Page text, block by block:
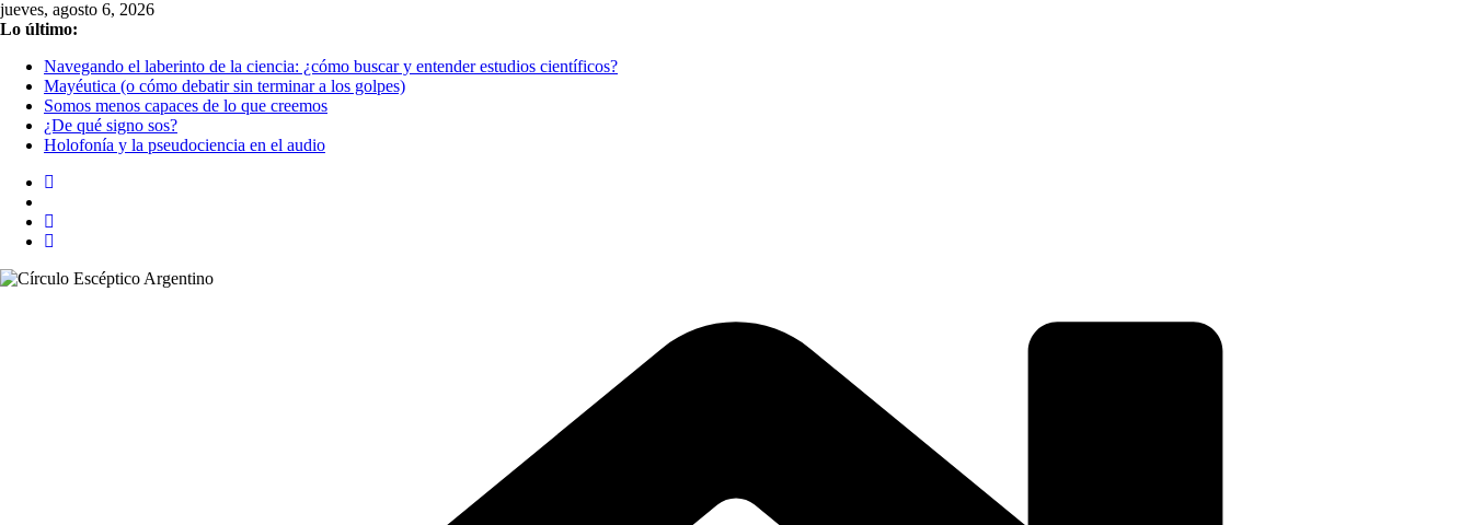
Saltar
al
jueves, agosto 6, 2026
Lo último:
Navegando el laberinto de la ciencia: ¿cómo buscar y entender estudios científicos?
Mayéutica (o cómo debatir sin terminar a los golpes)
Somos menos capaces de lo que creemos
¿De qué signo sos?
Holofonía y la pseudociencia en el audio